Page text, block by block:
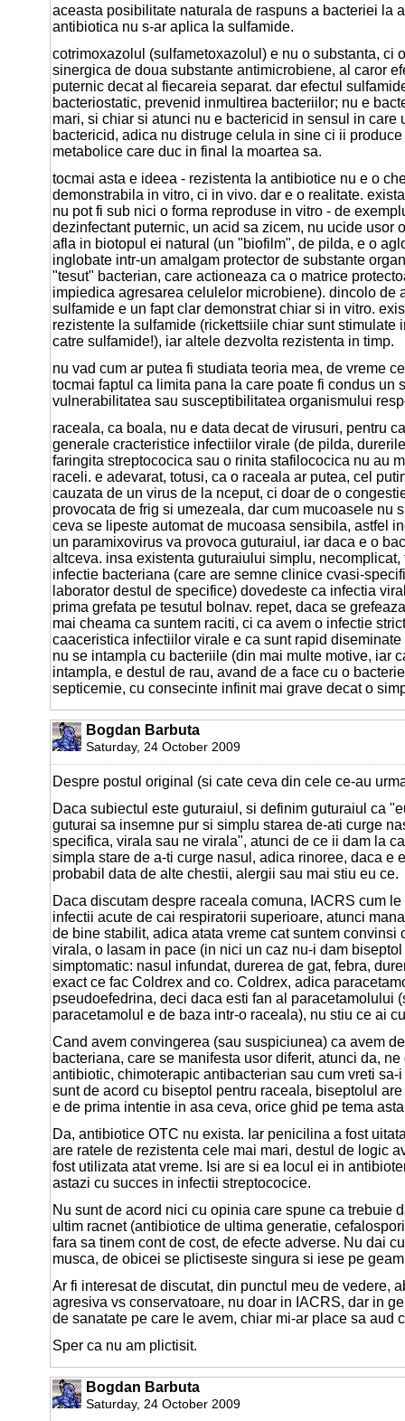
aceasta posibilitate naturala de raspuns a bacteriei la
antibiotica nu s-ar aplica la sulfamide.
cotrimoxazolul (sulfametoxazolul) e nu o substanta, ci
sinergica de doua substante antimicrobiene, al caror
puternic decat al fiecareia separat. dar efectul
bacteriostatic, prevenid inmultirea bacteriilor; nu e
mari, si chiar si atunci nu e bactericid in sensul in care
bactericid, adica nu distruge celula in sine ci ii
metabolice care duc in final la moartea sa.
tocmai asta e ideea - rezistenta la antibiotice nu e o
demonstrabila in vitro, ci in vivo. dar e o realitate.
nu pot fi sub nici o forma reproduse in vitro - de
dezinfectant puternic, un acid sa zicem, nu ucide usor
afla in biotopul ei natural (un "biofilm", de pilda, e o
inglobate intr-un amalgam protector de substante
"tesut" bacterian, care actioneaza ca o matrice
impiedica agresarea celulelor microbiene). dincolo de
sulfamide e un fapt clar demonstrat chiar si in vitro.
rezistente la sulfamide (rickettsiile chiar sunt stimulate
catre sulfamide!), iar altele dezvolta rezistenta in timp.
nu vad cum ar putea fi studiata teoria mea, de vreme
tocmai faptul ca limita pana la care poate fi condus un
vulnerabilitatea sau susceptibilitatea organismului
raceala, ca boala, nu e data decat de virusuri, pentru
generale cracteristice infectiilor virale (de pilda,
faringita streptococica sau o rinita stafilococica nu au
raceli. e adevarat, totusi, ca o raceala ar putea, cel
cauzata de un virus de la nceput, ci doar de o
provocata de frig si umezeala, dar cum mucoasele nu
ceva se lipeste automat de mucoasa sensibila, astfel
un paramixovirus va provoca guturaiul, iar daca e o
altceva. insa existenta guturaiului simplu, necomplicat,
infectie bacteriana (care are semne clinice cvasi-
laborator destul de specifice) dovedeste ca infectia
prima grefata pe tesutul bolnav. repet, daca se
mai cheama ca suntem raciti, ci ca avem o infectie
caaceristica infectiilor virale e ca sunt rapid
nu se intampla cu bacteriile (din mai multe motive, iar
intampla, e destul de rau, avand de a face cu o
septicemie, cu consecinte infinit mai grave decat o
Bogdan Barbuta
Saturday, 24 October 2009
Despre postul original (si cate ceva din cele ce-au
Daca subiectul este guturaiul, si definim guturaiul ca
guturai sa insemne pur si simplu starea de-ati curge
specifica, virala sau ne virala", atunci de ce ii dam la
simpla stare de a-ti curge nasul, adica rinoree, daca e
probabil data de alte chestii, alergii sau mai stiu eu ce.
Daca discutam despre raceala comuna, IACRS cum
infectii acute de cai respiratorii superioare, atunci
de bine stabilit, adica atata vreme cat suntem convinsi
virala, o lasam in pace (in nici un caz nu-i dam biseptol
simptomatic: nasul infundat, durerea de gat, febra,
exact ce fac Coldrex and co. Coldrex, adica
pseudoefedrina, deci daca esti fan al paracetamolului
paracetamolul e de baza intr-o raceala), nu stiu ce ai
Cand avem convingerea (sau suspiciunea) ca avem
bacteriana, care se manifesta usor diferit, atunci da,
antibiotic, chimoterapic antibacterian sau cum vreti sa-
sunt de acord cu biseptol pentru raceala, biseptolul
e de prima intentie in asa ceva, orice ghid pe tema
Da, antibiotice OTC nu exista. Iar penicilina a fost
are ratele de rezistenta cele mai mari, destul de logic
fost utilizata atat vreme. Isi are si ea locul ei in
astazi cu succes in infectii streptococice.
Nu sunt de acord nici cu opinia care spune ca trebuie
ultim racnet (antibiotice de ultima generatie,
fara sa tinem cont de cost, de efecte adverse. Nu dai
musca, de obicei se plictiseste singura si iese pe
Ar fi interesat de discutat, din punctul meu de vedere,
agresiva vs conservatoare, nu doar in IACRS, dar in
de sanatate pe care le avem, chiar mi-ar place sa aud
Sper ca nu am plictisit.
Bogdan Barbuta
Saturday, 24 October 2009